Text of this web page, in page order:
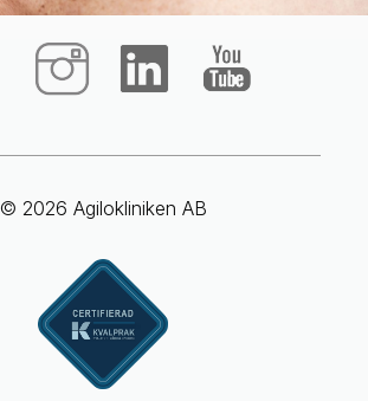
© 2026 Agilokliniken AB